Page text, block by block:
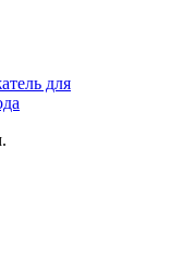
для